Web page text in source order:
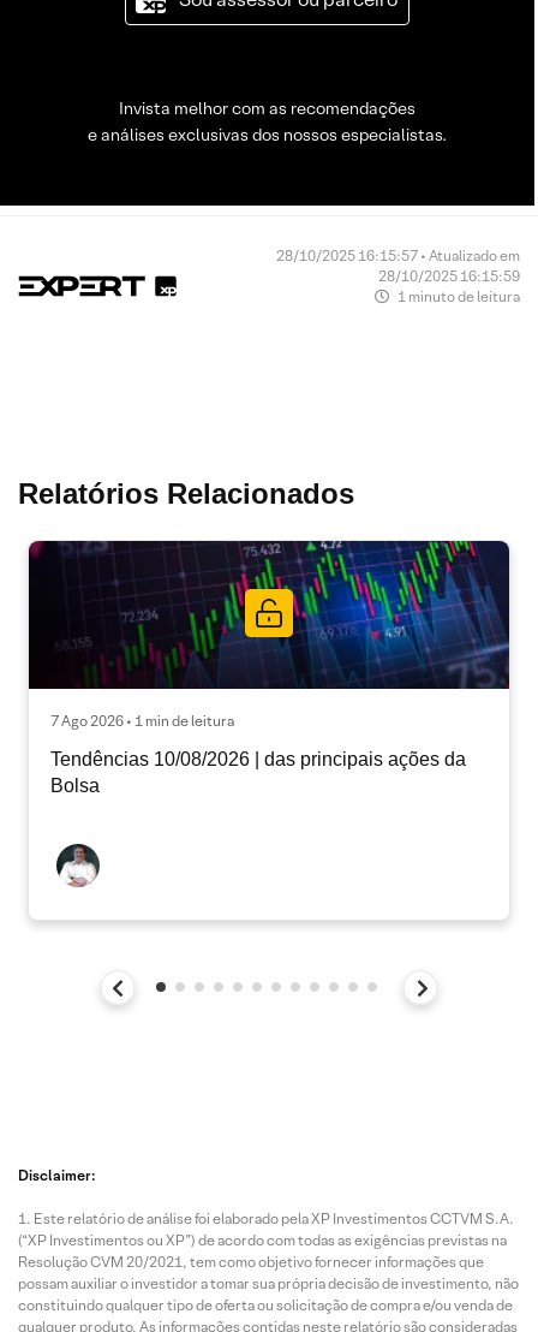
Invista melhor com as recomendações
e análises exclusivas dos nossos especialistas.
28/10/2025 16:15:57 • Atualizado em
28/10/2025 16:15:59
1 minuto de leitura
Relatórios Relacionados
7 Ago 2026 • 1 min de leitura
Tendências 10/08/2026 | das principais ações da
Bolsa
Disclaimer:
Este relatório de análise foi elaborado pela XP Investimentos CCTVM S.A.
(“XP Investimentos ou XP”) de acordo com todas as exigências previstas na
Resolução CVM 20/2021, tem como objetivo fornecer informações que
possam auxiliar o investidor a tomar sua própria decisão de investimento, não
constituindo qualquer tipo de oferta ou solicitação de compra e/ou venda de
qualquer produto. As informações contidas neste relatório são consideradas